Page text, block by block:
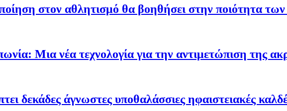
στον αθλητισμό θα βοηθήσει στην ποιότητα
Μια νέα τεχνολογία για την αντιμετώπιση της
δεκάδες άγνωστες υποθαλάσσιες ηφαιστειακές